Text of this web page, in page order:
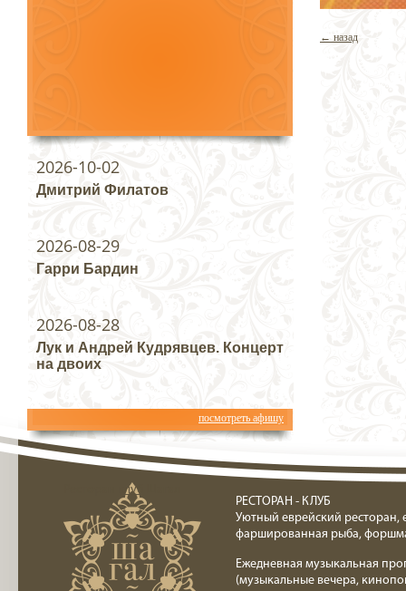
← назад
2026-10-02
Дмитрий Филатов
2026-08-29
Гарри Бардин
2026-08-28
Лук и Андрей Кудрявцев. Концерт
на двоих
посмотреть афишу
Ресторан клуб Шагал
РЕСТОРАН - КЛУБ
Уютный еврейский ресторан,
фаршированная рыба,
Ежедневная музыкальная
(музыкальные вечера,